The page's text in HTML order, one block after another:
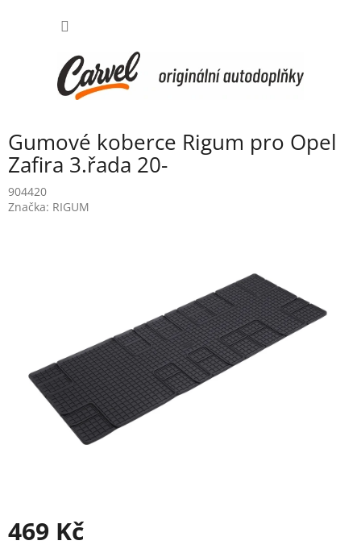
Gumové koberce Rigum pro Opel
Zafira 3.řada 20-
904420
Značka: RIGUM
469 Kč